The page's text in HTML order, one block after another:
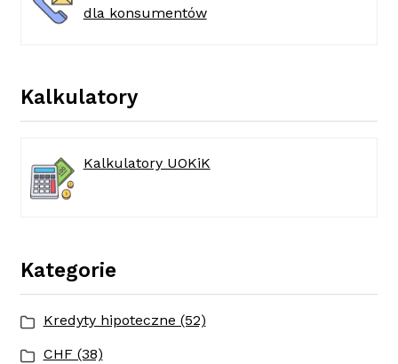
dla konsumentów
Kalkulatory
Kalkulatory UOKiK
Kategorie
Kredyty hipoteczne (52)
CHF (38)